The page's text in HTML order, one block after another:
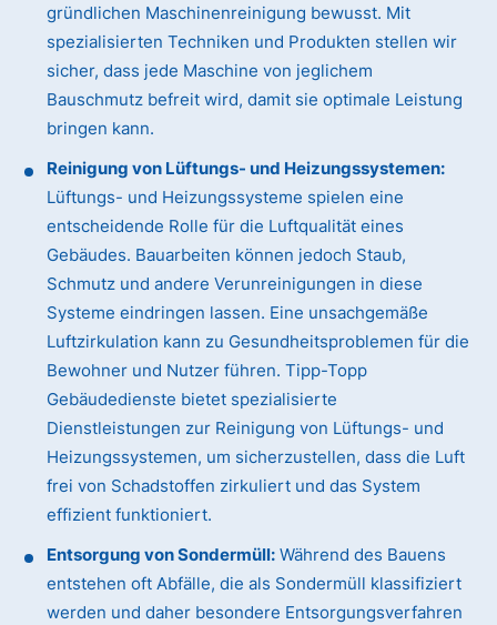
gründlichen Maschinenreinigung bewusst. Mit
spezialisierten Techniken und Produkten stellen wir
sicher, dass jede Maschine von jeglichem
Bauschmutz befreit wird, damit sie optimale Leistung
bringen kann.
Reinigung von Lüftungs- und Heizungssystemen:
Lüftungs- und Heizungssysteme spielen eine
entscheidende Rolle für die Luftqualität eines
Gebäudes. Bauarbeiten können jedoch Staub,
Schmutz und andere Verunreinigungen in diese
Systeme eindringen lassen. Eine unsachgemäße
Luftzirkulation kann zu Gesundheitsproblemen für die
Bewohner und Nutzer führen. Tipp-Topp
Gebäudedienste bietet spezialisierte
Dienstleistungen zur Reinigung von Lüftungs- und
Heizungssystemen, um sicherzustellen, dass die Luft
frei von Schadstoffen zirkuliert und das System
effizient funktioniert.
Entsorgung von Sondermüll: Während des Bauens
entstehen oft Abfälle, die als Sondermüll klassifiziert
werden und daher besondere Entsorgungsverfahren